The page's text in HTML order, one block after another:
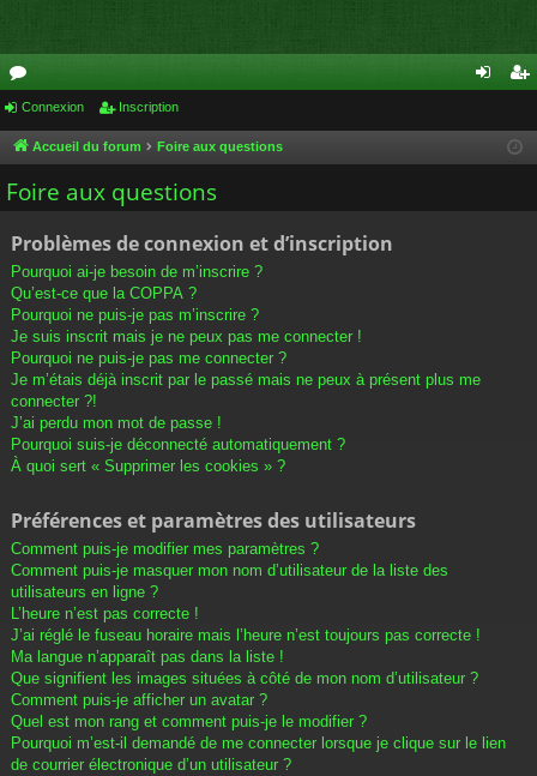
or
u
m
cri
Connexion Inscription
Accueil du forum Foire aux questions
Foire aux questions
Problèmes de connexion et d’inscription
Pourquoi ai-je besoin de m’inscrire ?
Qu’est-ce que la COPPA ?
Pourquoi ne puis-je pas m’inscrire ?
Je suis inscrit mais je ne peux pas me connecter !
Pourquoi ne puis-je pas me connecter ?
Je m’étais déjà inscrit par le passé mais ne peux à présent plus me
connecter ?!
J’ai perdu mon mot de passe !
Pourquoi suis-je déconnecté automatiquement ?
À quoi sert « Supprimer les cookies » ?
Préférences et paramètres des utilisateurs
Comment puis-je modifier mes paramètres ?
Comment puis-je masquer mon nom d’utilisateur de la liste des
utilisateurs en ligne ?
L’heure n’est pas correcte !
J’ai réglé le fuseau horaire mais l’heure n’est toujours pas correcte !
Ma langue n’apparaît pas dans la liste !
Que signifient les images situées à côté de mon nom d’utilisateur ?
Comment puis-je afficher un avatar ?
Quel est mon rang et comment puis-je le modifier ?
Pourquoi m’est-il demandé de me connecter lorsque je clique sur le lien
de courrier électronique d’un utilisateur ?